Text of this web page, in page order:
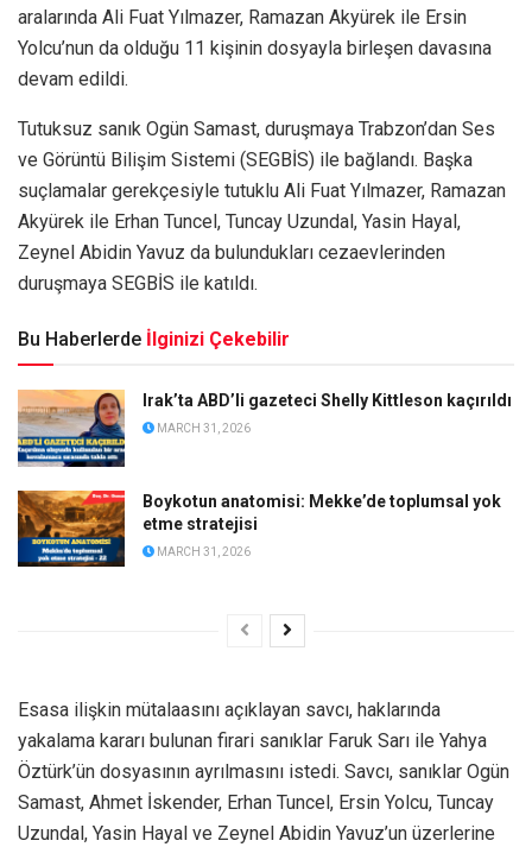
aralarında Ali Fuat Yılmazer, Ramazan Akyürek ile Ersin
Yolcu’nun da olduğu 11 kişinin dosyayla birleşen davasına
devam edildi.
Tutuksuz sanık Ogün Samast, duruşmaya Trabzon’dan Ses
ve Görüntü Bilişim Sistemi (SEGBİS) ile bağlandı. Başka
suçlamalar gerekçesiyle tutuklu Ali Fuat Yılmazer, Ramazan
Akyürek ile Erhan Tuncel, Tuncay Uzundal, Yasin Hayal,
Zeynel Abidin Yavuz da bulundukları cezaevlerinden
duruşmaya SEGBİS ile katıldı.
Bu Haberlerde İlginizi Çekebilir
Irak’ta ABD’li gazeteci Shelly Kittleson kaçırıldı
MARCH 31, 2026
Boykotun anatomisi: Mekke’de toplumsal yok
etme stratejisi
MARCH 31, 2026
Esasa ilişkin mütalaasını açıklayan savcı, haklarında
yakalama kararı bulunan firari sanıklar Faruk Sarı ile Yahya
Öztürk’ün dosyasının ayrılmasını istedi. Savcı, sanıklar Ogün
Samast, Ahmet İskender, Erhan Tuncel, Ersin Yolcu, Tuncay
Uzundal, Yasin Hayal ve Zeynel Abidin Yavuz’un üzerlerine